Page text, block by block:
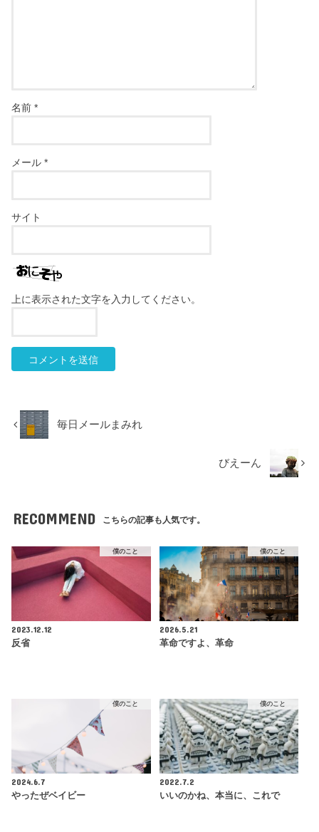
名前*
メール*
サイト
上に表示された文字を入力してください。
毎日メールまみれ
びえーん
RECOMMEND こちらの記事も人気です。
僕のこと
2023.12.12
反省
僕のこと
2026.5.21
革命ですよ、革命
僕のこと
2024.6.7
やったぜベイビー
僕のこと
2022.7.2
いいのかね、本当に、これで